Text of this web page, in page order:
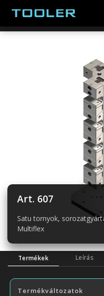
Art. 607
Satu tornyok,
Multiflex
Termékek Leírás
Termékváltozatok